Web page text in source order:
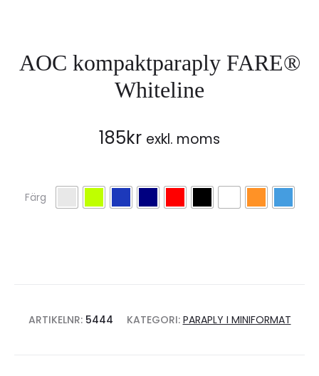
AOC kompaktparaply FARE®
Whiteline
185kr exkl. moms
Färg
ARTIKELNR: 5444 KATEGORI: PARAPLY I MINIFORMAT